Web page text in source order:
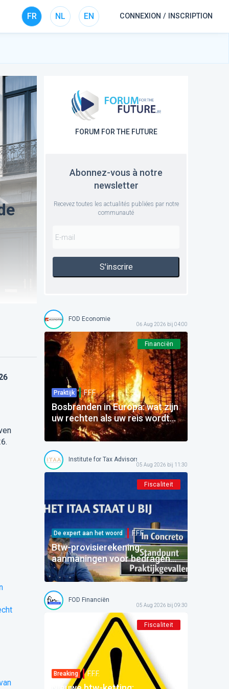
FR NL EN CONNEXION / INSCRIPTION
FORUM FOR THE FUTURE
Abonnez-vous à notre
newsletter
Recevez toutes les actualités publiées par notre
communauté
S'inscrire
FOD Economie
06 Aug 2026 bij 04:00
Financiën
Praktijk F.F.F.
Bosbranden in Europa: wat zijn
uw rechten als uw reis wordt
beïnvloed?
Institute for Tax Advisors and Accountants
05 Aug 2026 bij 11:30
Fiscaliteit
De expert aan het woord F.F.F.
Btw-provisierekening:
aanmaningen voor bedragen
die al betaald zijn
FOD Financiën
05 Aug 2026 bij 09:30
Fiscaliteit
Breaking F.F.F.